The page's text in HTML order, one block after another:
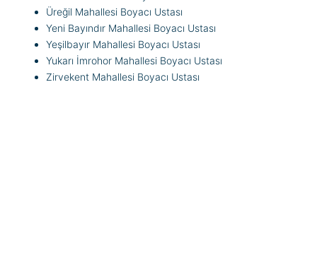
Üreğil Mahallesi Boyacı Ustası
Yeni Bayındır Mahallesi Boyacı Ustası
Yeşilbayır Mahallesi Boyacı Ustası
Yukarı İmrohor Mahallesi Boyacı Ustası
Zirvekent Mahallesi Boyacı Ustası